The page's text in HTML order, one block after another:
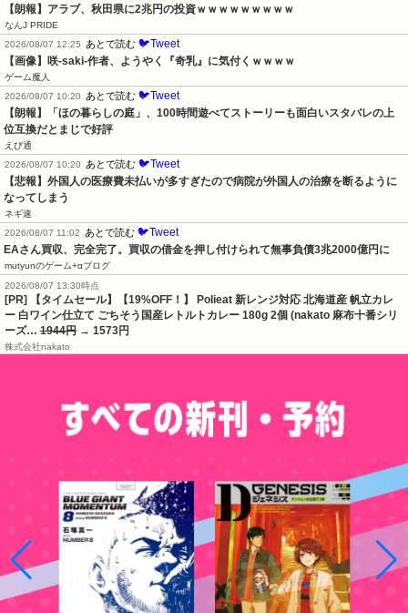
【朗報】アラブ、秋田県に2兆円の投資ｗｗｗｗｗｗｗｗｗ
なんJ PRIDE
2026/08/07 12:25
あとで読む 🐦Tweet
【画像】咲-saki-作者、ようやく『奇乳』に気付くｗｗｗｗ
ゲーム魔人
2026/08/07 10:20
あとで読む 🐦Tweet
【朗報】「ほの暮らしの庭」、100時間遊べてストーリーも面白いスタバレの上
位互換だとまじで好評
えび通
2026/08/07 10:20
あとで読む 🐦Tweet
【悲報】外国人の医療費未払いが多すぎたので病院が外国人の治療を断るように
なってしまう
ネギ速
2026/08/07 11:02
あとで読む 🐦Tweet
EAさん買収、完全完了。買収の借金を押し付けられて無事負債3兆2000億円に
mutyunのゲーム+αブログ
2026/08/07 13:30時点
[PR] 【タイムセール】【19%OFF！】 Polieat 新レンジ対応 北海道産 帆立カレ
ー 白ワイン仕立て ごちそう国産レトルトカレー 180g 2個 (nakato 麻布十番シリ
ーズ… 1944円 → 1573円
株式会社nakato